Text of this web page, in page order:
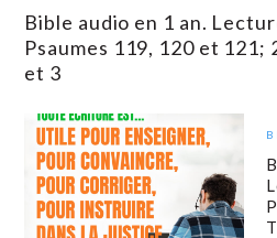
Bible audio en 1 an.
Psaumes 119, 120 et 121;
et 3